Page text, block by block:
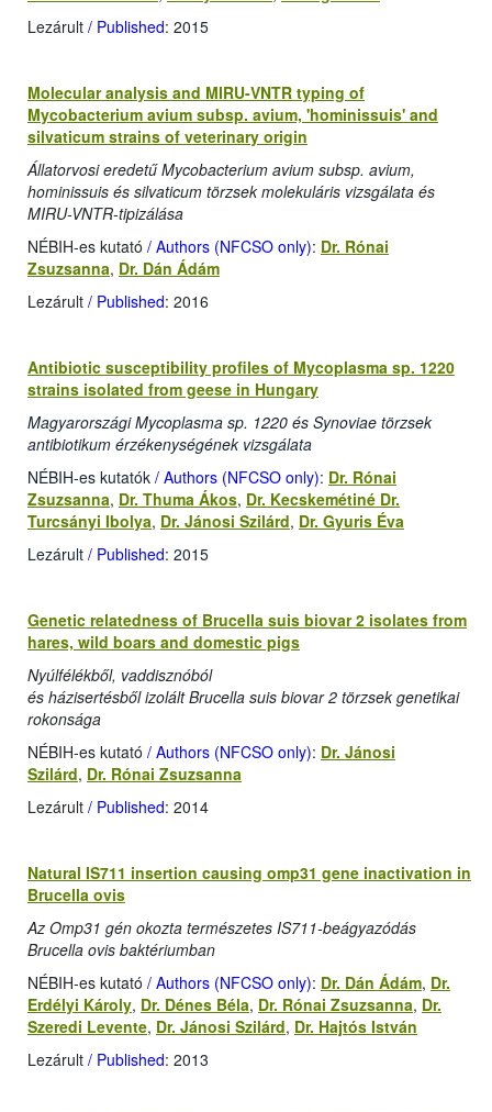
Lezárult / Published: 2015
Molecular analysis and MIRU-VNTR typing of
Mycobacterium avium subsp. avium, 'hominissuis' and
silvaticum strains of veterinary origin
Állatorvosi eredetű Mycobacterium avium subsp. avium,
hominissuis és silvaticum törzsek molekuláris vizsgálata és
MIRU-VNTR-tipizálása
NÉBIH-es kutató / Authors (NFCSO only): Dr. Rónai
Zsuzsanna, Dr. Dán Ádám
Lezárult / Published: 2016
Antibiotic susceptibility profiles of Mycoplasma sp. 1220
strains isolated from geese in Hungary
Magyarországi Mycoplasma sp. 1220 és Synoviae törzsek
antibiotikum érzékenységének vizsgálata
NÉBIH-es kutatók / Authors (NFCSO only): Dr. Rónai
Zsuzsanna, Dr. Thuma Ákos, Dr. Kecskemétiné Dr.
Turcsányi Ibolya, Dr. Jánosi Szilárd, Dr. Gyuris Éva
Lezárult / Published: 2015
Genetic relatedness of Brucella suis biovar 2 isolates from
hares, wild boars and domestic pigs
Nyúlfélékből, vaddisznóból
és házisertésből izolált Brucella suis biovar 2 törzsek genetikai
rokonsága
NÉBIH-es kutató / Authors (NFCSO only): Dr. Jánosi
Szilárd, Dr. Rónai Zsuzsanna
Lezárult / Published: 2014
Natural IS711 insertion causing omp31 gene inactivation in
Brucella ovis
Az Omp31 gén okozta természetes IS711-beágyazódás
Brucella ovis baktériumban
NÉBIH-es kutató / Authors (NFCSO only): Dr. Dán Ádám, Dr.
Erdélyi Károly, Dr. Dénes Béla, Dr. Rónai Zsuzsanna, Dr.
Szeredi Levente, Dr. Jánosi Szilárd, Dr. Hajtós István
Lezárult / Published: 2013